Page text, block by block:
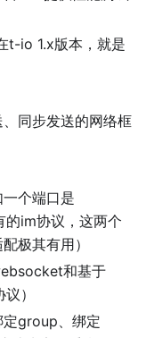
t-io 1.x版本，就是
同步发送的网络框
个端口是
im协议，这两个
极其有用）
和基于
）
定group、绑定